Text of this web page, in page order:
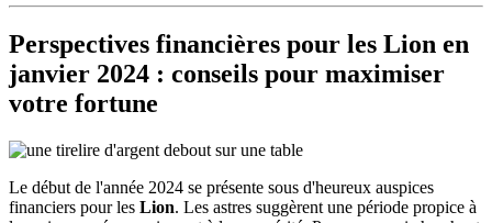
Perspectives financières pour les Lion en
janvier 2024 : conseils pour maximiser
votre fortune
Le début de l'année 2024 se présente sous d'heureux auspices
financiers pour les Lion. Les astres suggèrent une période propice à